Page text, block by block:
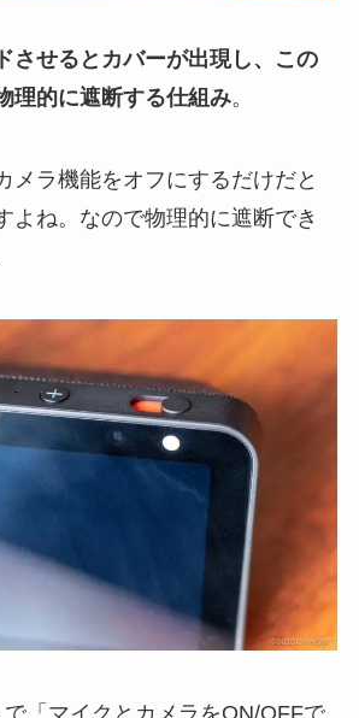
させるとカバーが出現し、この
理的に遮断する仕組み。
メラ機能をオフにするだけだと
よね。なので物理的に遮断でき
で「マイクとカメラをON/OFFで